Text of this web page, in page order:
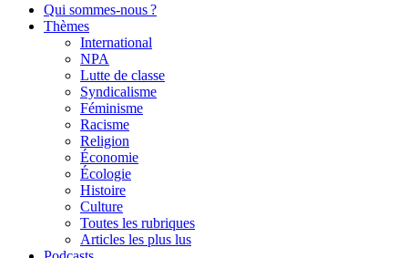
Qui sommes-nous ?
Thèmes
International
NPA
Lutte de classe
Syndicalisme
Féminisme
Racisme
Religion
Économie
Écologie
Histoire
Culture
Toutes les rubriques
Articles les plus lus